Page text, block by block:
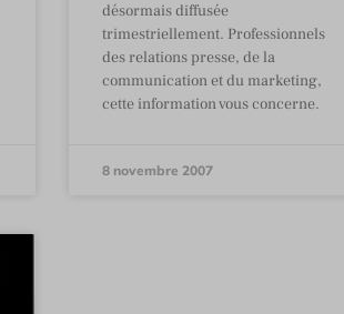
désormais diffusée
trimestriellement. Professionnels
des relations presse, de la
communication et du marketing,
cette information vous concerne.
8 novembre 2007